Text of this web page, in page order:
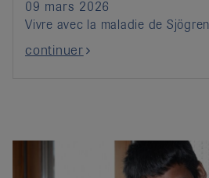
09 mars 2026
Vivre avec la maladie de Sjögren
continuer